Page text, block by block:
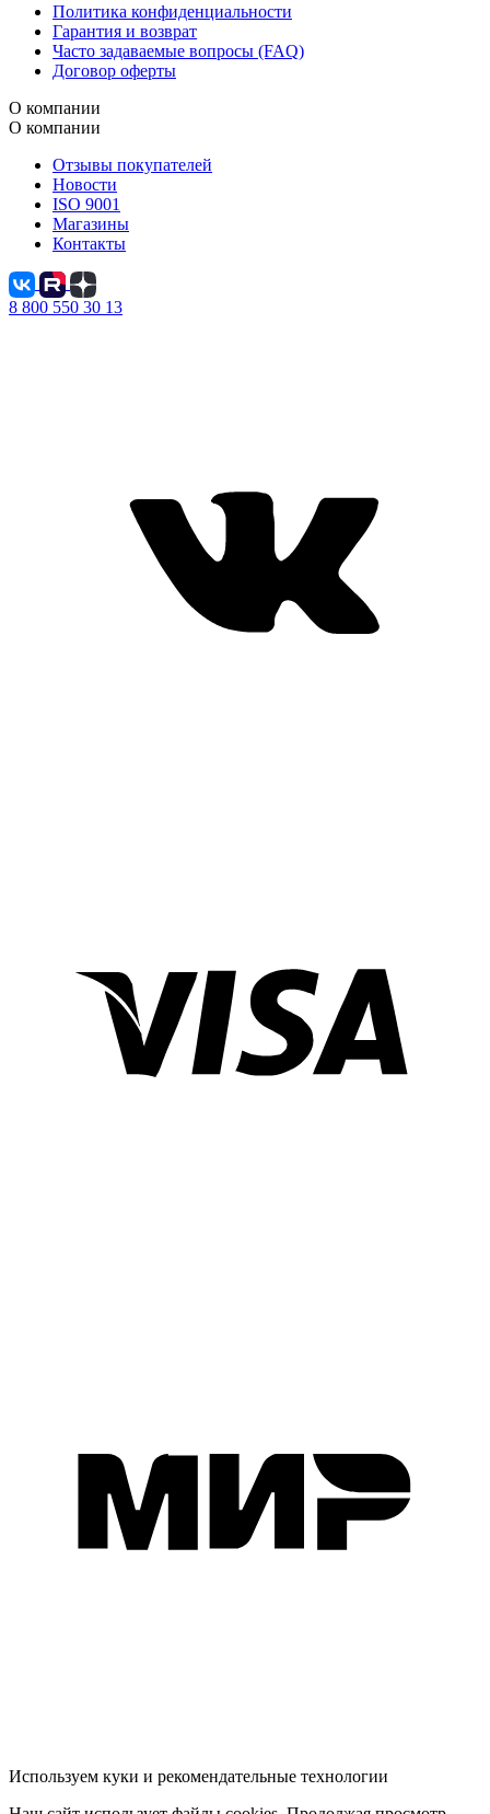
Политика конфиденциальности
Гарантия и возврат
Часто задаваемые вопросы (FAQ)
Договор оферты
О компании
О компании
Отзывы покупателей
Новости
ISO 9001
Магазины
Контакты
8 800 550 30 13
Используем куки и рекомендательные технологии